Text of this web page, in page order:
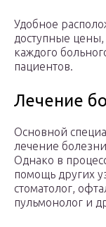
Удобное
доступные
каждого
пациентов.
Лечение
Основной
лечение
Однако в
помощь других
стоматолог,
пульмонолог и